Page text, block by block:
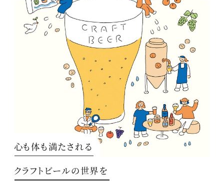
心も体も満たされる
クラフトビールの世界を